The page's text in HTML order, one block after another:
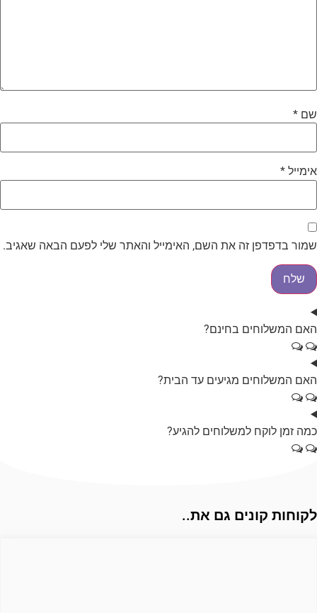
שם *
אימייל *
שמור בדפדפן זה את השם, האימייל והאתר שלי לפעם הבאה שאגיב.
האם המשלוחים בחינם?
האם המשלוחים מגיעים עד הבית?
כמה זמן לוקח למשלוחים להגיע?
לקוחות קונים גם את..